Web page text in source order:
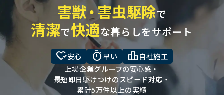
害獣・害虫駆除で
清潔で快適な暮らしをサポート
heart_check安心 timer早い leaderboard 自社施工
上場企業グループの安心感・
最短即日駆けつけのスピード対応・
累計5万件以上の実績